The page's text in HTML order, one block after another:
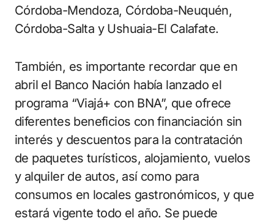
Córdoba-Mendoza, Córdoba-Neuquén,
Córdoba-Salta y Ushuaia-El Calafate.
También, es importante recordar que en
abril el Banco Nación había lanzado el
programa “Viajá+ con BNA”, que ofrece
diferentes beneficios con financiación sin
interés y descuentos para la contratación
de paquetes turísticos, alojamiento, vuelos
y alquiler de autos, así como para
consumos en locales gastronómicos, y que
estará vigente todo el año. Se puede